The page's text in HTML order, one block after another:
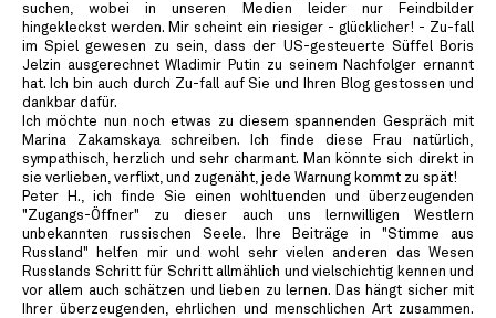
suchen, wobei in unseren Medien leider nur Feindbilder
hingekleckst werden. Mir scheint ein riesiger - glücklicher! - Zu-fall
im Spiel gewesen zu sein, dass der US-gesteuerte Süffel Boris
Jelzin ausgerechnet Wladimir Putin zu seinem Nachfolger ernannt
hat. Ich bin auch durch Zu-fall auf Sie und Ihren Blog gestossen und
dankbar dafür.
Ich möchte nun noch etwas zu diesem spannenden Gespräch mit
Marina Zakamskaya schreiben. Ich finde diese Frau natürlich,
sympathisch, herzlich und sehr charmant. Man könnte sich direkt in
sie verlieben, verflixt, und zugenäht, jede Warnung kommt zu spät!
Peter H., ich finde Sie einen wohltuenden und überzeugenden
"Zugangs-Öffner" zu dieser auch uns lernwilligen Westlern
unbekannten russischen Seele. Ihre Beiträge in "Stimme aus
Russland" helfen mir und wohl sehr vielen anderen das Wesen
Russlands Schritt für Schritt allmählich und vielschichtig kennen und
vor allem auch schätzen und lieben zu lernen. Das hängt sicher mit
Ihrer überzeugenden, ehrlichen und menschlichen Art zusammen.